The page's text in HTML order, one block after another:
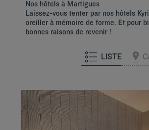
Nos hôtels à Martigues
Laissez-vous tenter par nos hôtels
oreiller à mémoire de forme. Et pour
bonnes raisons de revenir !
LISTE